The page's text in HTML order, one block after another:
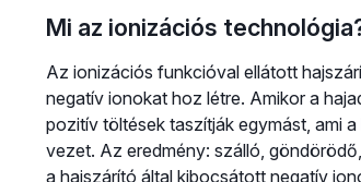
Mi az ionizációs
Az ionizációs funkcióval ellátott
negatív ionokat hoz létre. Amikor a
pozitív töltések taszítják egymást, ami
vezet. Az eredmény: szálló,
a hajszárító által kibocsátott negatív